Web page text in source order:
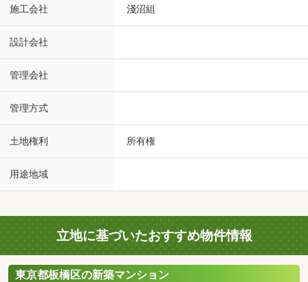
施工会社 淺沼組
設計会社
管理会社
管理方式
土地権利 所有権
用途地域
立地に基づいたおすすめ物件情報
東京都板橋区の新築マンション